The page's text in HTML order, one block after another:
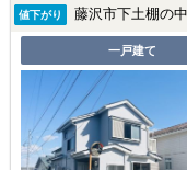
値下がり 藤沢市下土棚の
一戸建て